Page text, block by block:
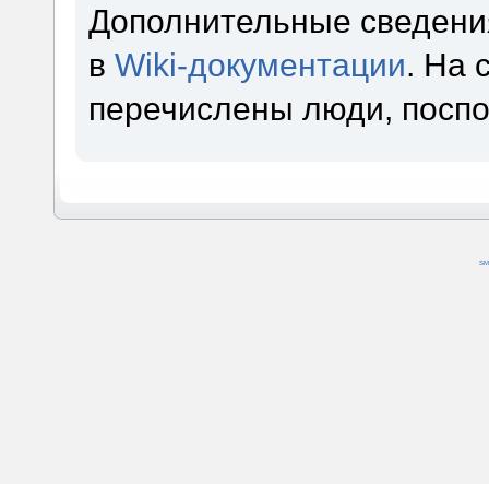
Дополнительные
вWiki-документации. На
перечислены люди,